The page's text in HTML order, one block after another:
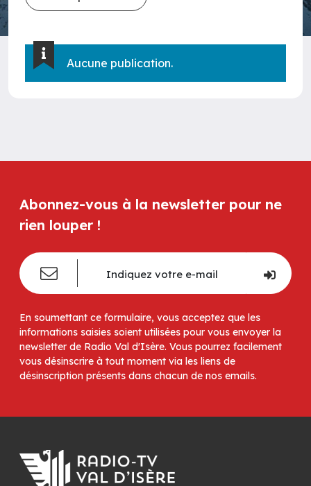
Aucune publication.
Abonnez-vous à la newsletter pour ne
rien louper !
En soumettant ce formulaire, vous acceptez que les
informations saisies soient utilisées pour vous envoyer la
newsletter de Radio Val d'Isère. Vous pourrez facilement
vous désinscrire à tout moment via les liens de
désinscription présents dans chacun de nos emails.